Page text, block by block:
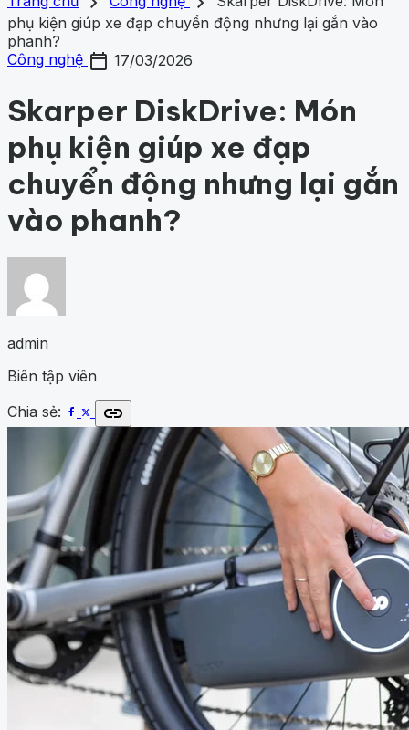
Chủ đề
Khám phá khoa học
Sức khỏe 203 Thế giới động vật
Gợi ý danh mục
Khám phá khoa học
động vật1001 bí ẩnCông nghệ
phụ kiện giúp xe đạp chuyển động nhưng lại gắn vào
phanh?
Công nghệ calendar_today 17/03/2026
Skarper DiskDrive: Món
phụ kiện giúp xe đạp
chuyển động nhưng lại gắn
vào phanh?
admin
Biên tập viên
Chia sẻ:
link